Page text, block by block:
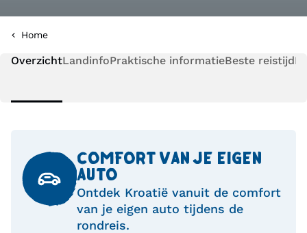
Home
OverzichtLandinfoPraktische informatieBeste reistijd
COMFORT VAN JE EIGEN
AUTO
Ontdek Kroatië vanuit de comfort
van je eigen auto tijdens de
rondreis.